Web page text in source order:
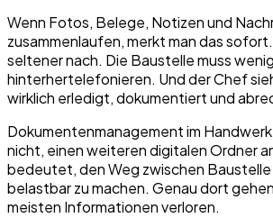
Wenn Fotos, Belege, Notizen und
zusammenlaufen, merkt man das
seltener nach. Die Baustelle muss
hinterhertelefonieren. Und der Chef
wirklich erledigt, dokumentiert und
Dokumentenmanagement im
nicht, einen weiteren digitalen Ordner
bedeutet, den Weg zwischen Baustelle
belastbar zu machen. Genau dort
meisten Informationen verloren.